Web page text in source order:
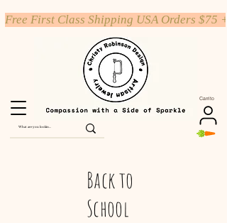
Carrito
Free First Class Shipping USA Orders $75 +
Back to
School